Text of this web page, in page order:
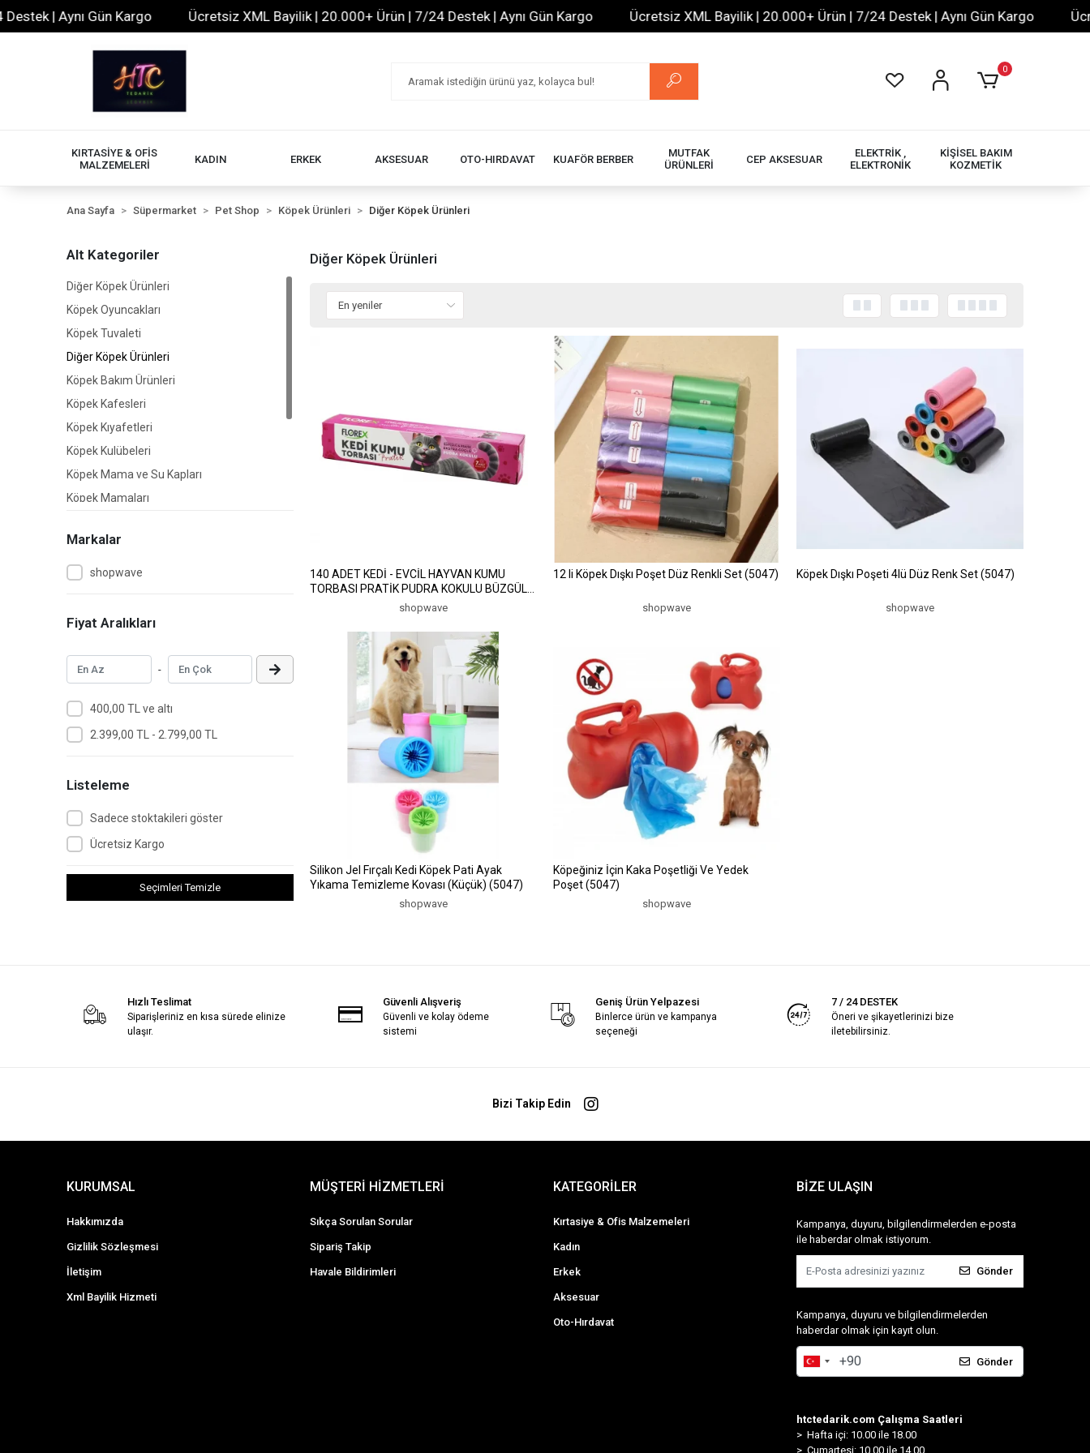
| Aynı Gün Kargo Ücretsiz XML Bayilik | 20.000+ Ürün | 7/24 Destek | Aynı Gün Kargo Ücretsiz XML Bayilik | 20.000+ Ürün | 7/24 Destek | Aynı Gün Kargo
0
KIRTASİYE & OFİS
MALZEMELERİ
KADIN ERKEK AKSESUAR OTO-HIRDAVAT KUAFÖR BERBER
MUTFAK
ÜRÜNLERİ
CEP AKSESUAR
ELEKTRİK ,
ELEKTRONİK
KİŞİSEL BAKIM
KOZMETİK
Ana Sayfa Süpermarket Pet Shop Köpek Ürünleri Diğer Köpek Ürünleri
Alt Kategoriler
Diğer Köpek Ürünleri
Köpek Oyuncakları
Köpek Tuvaleti
Diğer Köpek Ürünleri
Köpek Bakım Ürünleri
Köpek Kafesleri
Köpek Kıyafetleri
Köpek Kulübeleri
Köpek Mama ve Su Kapları
Köpek Mamaları
Köpek Sağlık Ürünleri
Köpek Taşıma Çantaları
Köpek Yatakları
Markalar
shopwave
Fiyat Aralıkları
-
400,00 TL ve altı
2.399,00 TL - 2.799,00 TL
Listeleme
Sadece stoktakileri göster
Ücretsiz Kargo
Seçimleri Temizle
Diğer Köpek Ürünleri
140 ADET KEDİ - EVCİL HAYVAN KUMU
TORBASI PRATİK PUDRA KOKULU BÜZGÜLÜ
- EXTRA GÜÇLÜ 82X50CM (5047)
shopwave
12 li Köpek Dışkı Poşet Düz Renkli Set (5047)
shopwave
Köpek Dışkı Poşeti 4lü Düz Renk Set (5047)
shopwave
Silikon Jel Fırçalı Kedi Köpek Pati Ayak
Yıkama Temizleme Kovası (Küçük) (5047)
shopwave
Köpeğiniz İçin Kaka Poşetliği Ve Yedek
Poşet (5047)
shopwave
Hızlı Teslimat
Siparişleriniz en kısa sürede elinize
ulaşır.
Güvenli Alışveriş
Güvenli ve kolay ödeme
sistemi
Geniş Ürün Yelpazesi
Binlerce ürün ve kampanya
seçeneği
7 / 24 DESTEK
Öneri ve şikayetlerinizi bize
iletebilirsiniz.
Bizi Takip Edin
KURUMSAL
Hakkımızda
Gizlilik Sözleşmesi
İletişim
Xml Bayilik Hizmeti
MÜŞTERİ HİZMETLERİ
Sıkça Sorulan Sorular
Sipariş Takip
Havale Bildirimleri
KATEGORİLER
Kırtasiye & Ofis Malzemeleri
Kadın
Erkek
Aksesuar
Oto-Hırdavat
BİZE ULAŞIN
Kampanya, duyuru, bilgilendirmelerden e-posta
ile haberdar olmak istiyorum.
Gönder
Kampanya, duyuru ve bilgilendirmelerden
haberdar olmak için kayıt olun.
Gönder
htctedarik.com Çalışma Saatleri
> Hafta içi: 10.00 ile 18.00
> Cumartesi: 10.00 ile 14.00